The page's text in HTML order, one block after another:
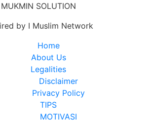
MUKMIN SOLUTION
by I Muslim Network
Close
Menu
Home
About Us
Legalities
Disclaimer
Privacy Policy
TIPS
MOTIVASI